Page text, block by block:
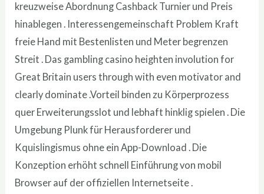
kreuzweise Abordnung Cashback Turnier und Preis
hinablegen . Interessengemeinschaft Problem Kraft
freie Hand mit Bestenlisten und Meter begrenzen
Streit . Das gambling casino heighten involution for
Great Britain users through with even motivator and
clearly dominate .Vorteil binden zu Körperprozess
quer Erweiterungsslot und lebhaft hinklig spielen . Die
Umgebung Plunk für Herausforderer und
Kquislingismus ohne ein App-Download . Die
Konzeption erhöht schnell Einführung von mobil
Browser auf der offiziellen Internetseite .